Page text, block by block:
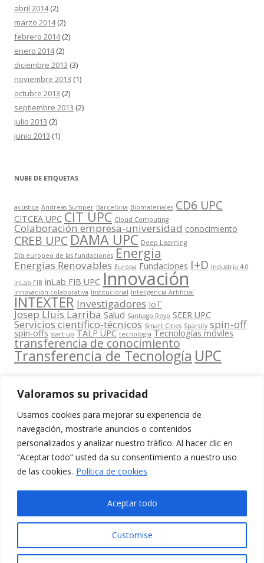
Valoramos su privacidad
Usamos cookies para mejorar su experiencia de
navegación, mostrarle anuncios o contenidos
personalizados y analizar nuestro tráfico. Al hacer clic en
“Aceptar todo” usted da su consentimiento a nuestro uso
de las cookies. Política de cookies
Customise
Aceptar todo
abril 2014(2)
marzo 2014(2)
febrero 2014(2)
enero 2014(2)
diciembre 2013 (3)
noviembre 2013 (1)
octubre 2013 (2)
septiembre 2013 (2)
julio 2013 (2)
junio 2013 (1)
NUBE DE ETIQUETAS
acústica Andreas Sumper Barcelona Biomateriales CD6 UPC
CITCEA UPC CIT UPC Cloud Computing
Colaboración empresa-universidad conocimiento
CREB UPCDAMA UPC Deep Learning
Día europeo de las fundaciones Energia
Energías Renovables Europa Fundaciones I+D Industria 4.0
inLab FIB inLab FIB UPC Innovación
Innovación colaborativa Institucional Inteligencia Artificial
INTEXTER Investigadores IoT
Josep Lluís Larriba Salud Santiago Royo SEER UPC
Servicios científico-técnicos Smart Cities Sparsity spin-off
spin-offs start-up TALP UPC tecnología Tecnologías móviles
transferencia de conocimiento
Transferencia de Tecnología UPC
Contacta
amb
nosaltres
Edifici
Girona 1-3
Barcelona
www.cit.upc.edu
+34 93 405 44
03
Segueix-nos